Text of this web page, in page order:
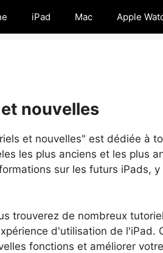
iPad Mac Apple
nouvelles
et nouvelles" est dédiée à
les plus anciens et les plus
sur les futurs iPads,
trouverez de nombreux
d'utilisation de l'iPad.
fonctions et améliorer